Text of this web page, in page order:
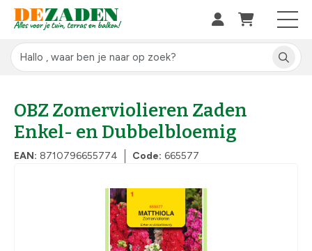
OBZ Zomerviolieren Zaden
Enkel- en Dubbelbloemig
EAN: 8710796655774 Code: 665577